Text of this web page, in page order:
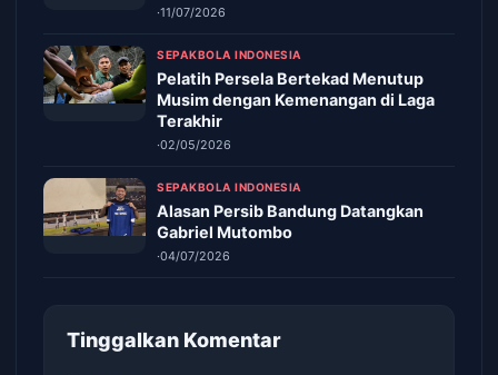
·11/07/2026
SEPAKBOLA INDONESIA
Pelatih Persela Bertekad Menutup
Musim dengan Kemenangan di Laga
Terakhir
·02/05/2026
SEPAKBOLA INDONESIA
Alasan Persib Bandung Datangkan
Gabriel Mutombo
·04/07/2026
Tinggalkan Komentar